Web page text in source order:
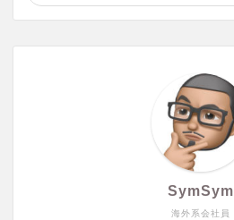
海外系会社員
SymSym